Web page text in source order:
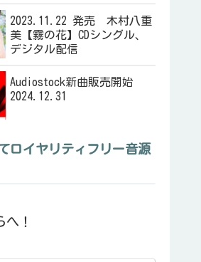
2023.11.22 発売 木村八重
美【霧の花】CDシングル、
デジタル配信
Audiostock新曲販売開始
2024.12.31
ロイヤリティフリー音源
！